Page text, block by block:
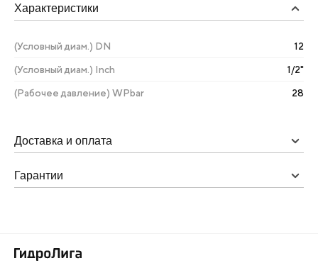
Характеристики
(Условный диам.) DN 12
(Условный диам.) Inch 1/2"
(Рабочее давление) WPbar 28
Доставка и оплата
Гарантии